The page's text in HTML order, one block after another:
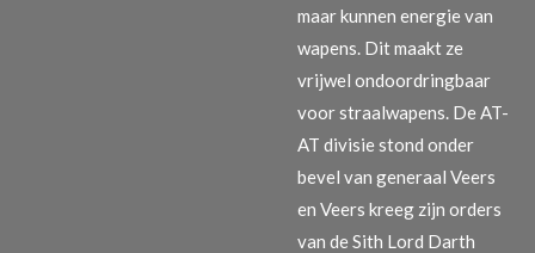
maar kunnen energie van
wapens. Dit maakt ze
vrijwel ondoordringbaar
voor straalwapens. De AT-
AT divisie stond onder
bevel van generaal Veers
en Veers kreeg zijn orders
van de Sith Lord Darth